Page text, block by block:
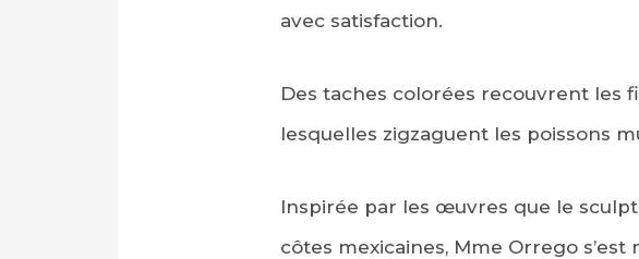
avec satisfaction.
Des taches colorées recouvrent les
lesquelles zigzaguent les poissons
Inspirée par les œuvres que le
côtes mexicaines, Mme Orrego